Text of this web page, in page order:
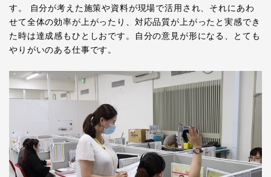
す。 自分が考えた施策や資料が現場で活用され、それにあわ
せて全体の効率が上がったり、対応品質が上がったと実感でき
た時は達成感もひとしおです。自分の意見が形になる、とても
やりがいのある仕事です。